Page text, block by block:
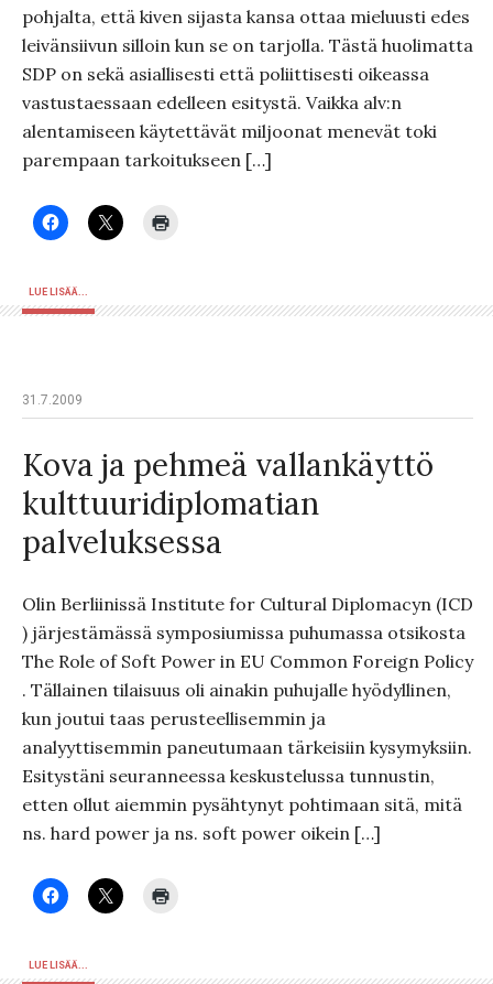
pohjalta, että kiven sijasta kansa ottaa mieluusti edes
leivänsiivun silloin kun se on tarjolla. Tästä huolimatta
SDP on sekä asiallisesti että poliittisesti oikeassa
vastustaessaan edelleen esitystä. Vaikka alv:n
alentamiseen käytettävät miljoonat menevät toki
parempaan tarkoitukseen […]
LUE LISÄÄ...
31.7.2009
Kova ja pehmeä vallankäyttö
kulttuuridiplomatian
palveluksessa
Olin Berliinissä Institute for Cultural Diplomacyn (ICD
) järjestämässä symposiumissa puhumassa otsikosta
The Role of Soft Power in EU Common Foreign Policy
. Tällainen tilaisuus oli ainakin puhujalle hyödyllinen,
kun joutui taas perusteellisemmin ja
analyyttisemmin paneutumaan tärkeisiin kysymyksiin.
Esitystäni seuranneessa keskustelussa tunnustin,
etten ollut aiemmin pysähtynyt pohtimaan sitä, mitä
ns. hard power ja ns. soft power oikein […]
LUE LISÄÄ...